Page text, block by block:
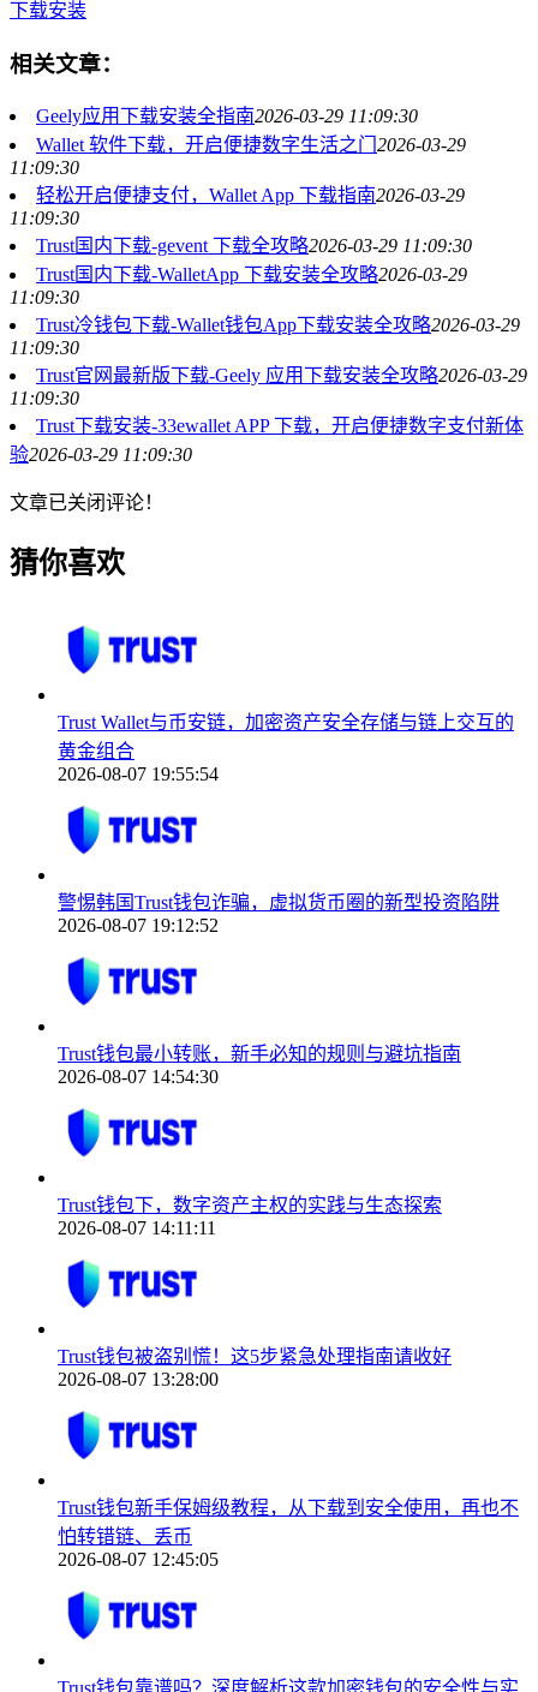
下载安装
相关文章：
Geely应用下载安装全指南2026-03-29 11:09:30
Wallet 软件下载，开启便捷数字生活之门 2026-03-29
11:09:30
轻松开启便捷支付，Wallet App 下载指南2026-03-29
11:09:30
Trust国内下载-gevent 下载全攻略2026-03-29 11:09:30
Trust国内下载-WalletApp 下载安装全攻略2026-03-29
11:09:30
Trust冷钱包下载-Wallet钱包App下载安装全攻略2026-03-29
11:09:30
Trust官网最新版下载-Geely 应用下载安装全攻略2026-03-29
11:09:30
Trust下载安装-33ewallet APP 下载，开启便捷数字支付新体
验2026-03-29 11:09:30
文章已关闭评论！
猜你喜欢
Trust Wallet与币安链，加密资产安全存储与链上交互的
黄金组合
2026-08-07 19:55:54
警惕韩国Trust钱包诈骗，虚拟货币圈的新型投资陷阱
2026-08-07 19:12:52
Trust钱包最小转账，新手必知的规则与避坑指南
2026-08-07 14:54:30
Trust钱包下，数字资产主权的实践与生态探索
2026-08-07 14:11:11
Trust钱包被盗别慌！这5步紧急处理指南请收好
2026-08-07 13:28:00
Trust钱包新手保姆级教程，从下载到安全使用，再也不
怕转错链、丢币
2026-08-07 12:45:05
Trust钱包靠谱吗？深度解析这款加密钱包的安全性与实